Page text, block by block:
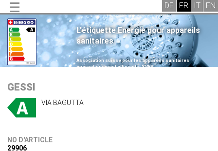
L'étiquette Energie pour appareils
sanitaires
.
Association suisse pour les appareils sanitaires
énergétiquement efficients, SVES
GESSI
VIA BAGUTTA
NO D'ARTICLE
29906